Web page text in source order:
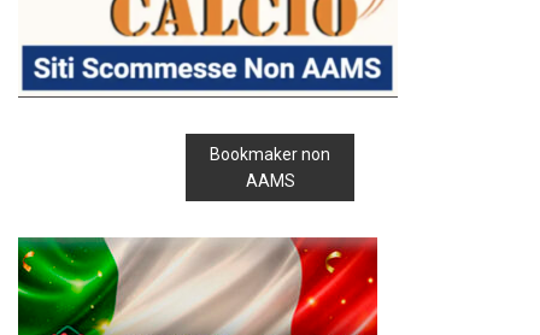
Bookmaker non
AAMS